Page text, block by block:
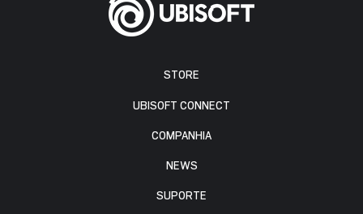
STORE
UBISOFT CONNECT
COMPANHIA
NEWS
SUPORTE